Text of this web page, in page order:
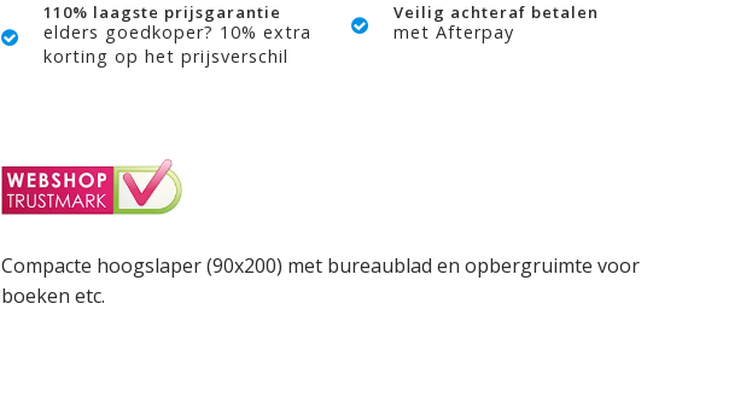
110% laagste prijsgarantie
elders goedkoper? 10% extra
korting op het prijsverschil
Veilig achteraf betalen
met Afterpay
Compacte hoogslaper (90x200) met bureaublad en opbergruimte voor
boeken etc.